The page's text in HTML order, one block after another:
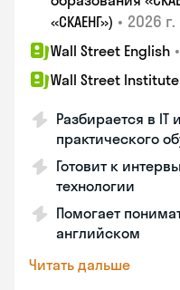
«СКАЕНГ») • 2026 г.
Wall Street English •
Wall Street Institute
Разбирается в IT
практического
Готовит к
технологии
Помогает
английском
Читать дальше